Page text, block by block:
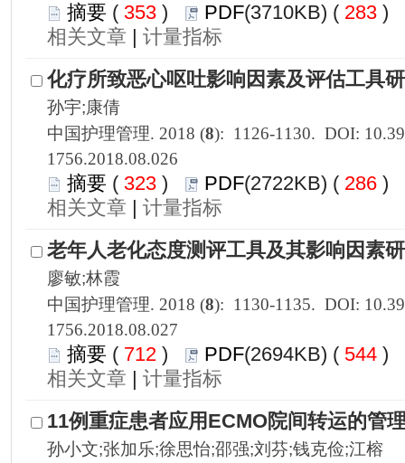
353 ) 283 )
|
1756.2018.08.026
323 ) 286 )
|
1756.2018.08.027
712 ) 544 )
|